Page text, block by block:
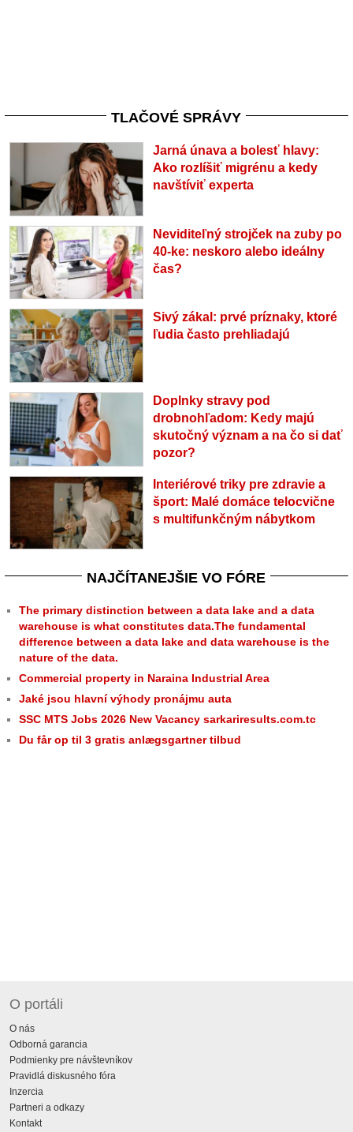
TLAČOVÉ SPRÁVY
Jarná únava a bolesť hlavy:
Ako rozlíšiť migrénu a kedy
navštíviť experta
Neviditeľný strojček na zuby po
40-ke: neskoro alebo ideálny
čas?
Sivý zákal: prvé príznaky, ktoré
ľudia často prehliadajú
Doplnky stravy pod
drobnohľadom: Kedy majú
skutočný význam a na čo si dať
pozor?
Interiérové triky pre zdravie a
šport: Malé domáce telocvične
s multifunkčným nábytkom
NAJČÍTANEJŠIE VO FÓRE
The primary distinction between a data lake and a data
warehouse is what constitutes data.The fundamental
difference between a data lake and data warehouse is the
nature of the data.
Commercial property in Naraina Industrial Area
Jaké jsou hlavní výhody pronájmu auta
SSC MTS Jobs 2026 New Vacancy sarkariresults.com.tc
Du får op til 3 gratis anlægsgartner tilbud
O portáli
O nás
Odborná garancia
Podmienky pre návštevníkov
Pravidlá diskusného fóra
Inzercia
Partneri a odkazy
Kontakt